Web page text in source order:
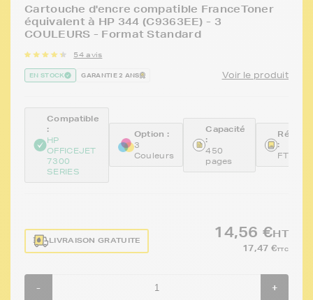
Cartouche d'encre compatible FranceToner
équivalent à HP 344 (C9363EE) - 3
COULEURS - Format Standard
54 avis
EN STOCK GARANTIE 2 ANS Voir le produit
Compatible
:
HP
OFFICEJET
7300
SERIES
Option :
3
Couleurs
Capacité
:
450
pages
:
LIVRAISON GRATUITE
14,56 €HT
17,47 €TTC
- +